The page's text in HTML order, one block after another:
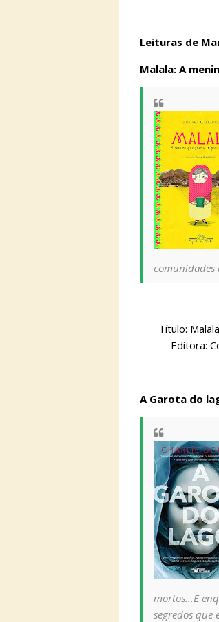
Leituras de
Malala: A
comunidades
Título:
Editora:
A Garota do
mortos...E
segredos que